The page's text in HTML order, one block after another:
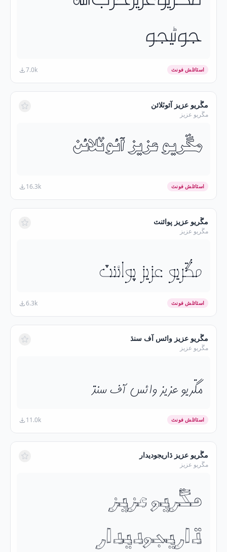
جوڻيجو
اسٽائلش فونٽ 7.0k
مڱريو عزيز آئوٽلائن
مڱريو عزيز
مڱريو عزيز آئوٽلائن
اسٽائلش فونٽ 16.3k
مڱريو عزيز پوائنٽ
مڱريو عزيز
مڱريو عزيز پوائنٽ
اسٽائلش فونٽ 6.3k
مڱريو عزيز وائس آف سنڌ
مڱريو عزيز
مڱريو عزيز وائس آف سنڌ
اسٽائلش فونٽ 11.0k
مڱريو عزيز ڌاريجوديدار
مڱريو عزيز
مڱريو عزيز
ڌاريجوديدار